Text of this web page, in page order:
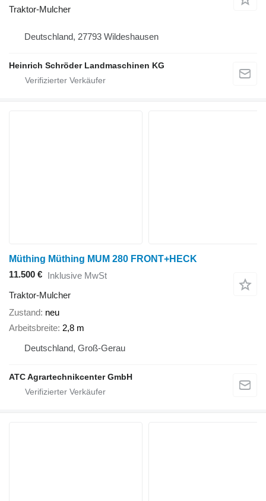
Traktor-Mulcher
Deutschland, 27793 Wildeshausen
Heinrich Schröder Landmaschinen KG
Müthing Müthing MUM 280 FRONT+HECK
11.500 € Inklusive MwSt
Traktor-Mulcher
Zustand neu
Arbeitsbreite 2,8 m
Deutschland, Groß-Gerau
ATC Agrartechnikcenter GmbH